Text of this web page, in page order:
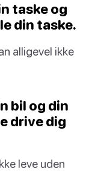
taske og
din taske.
alligevel ikke
bil og din
drive dig
leve uden